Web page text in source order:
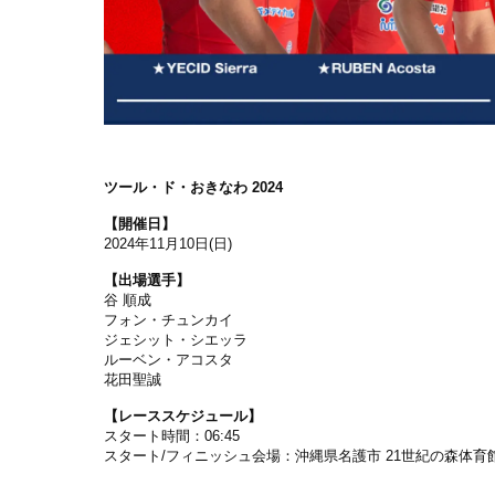
ツール・ド・おきなわ 2024
【開催日】
2024年11月10日(日)
【出場選手】
谷 順成
フォン・チュンカイ
ジェシット・シエッラ
ルーベン・アコスタ
花田聖誠
【レーススケジュール】
スタート時間：06:45
スタート/フィニッシュ会場：沖縄県名護市 21世紀の森体育